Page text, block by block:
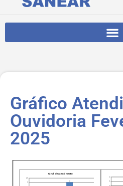
Gráfico
Ouvidoria
2025